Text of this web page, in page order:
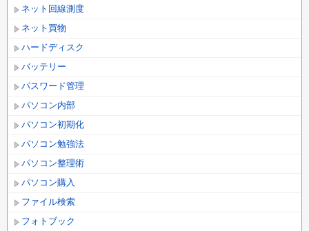
ネット回線測度
ネット買物
ハードディスク
バッテリー
パスワード管理
パソコン内部
パソコン初期化
パソコン勉強法
パソコン整理術
パソコン購入
ファイル検索
フォトブック